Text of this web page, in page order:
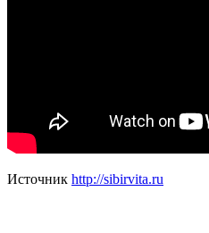
Источник http://sibirvita.ru